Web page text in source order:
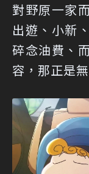
對野原一家
出遊、小新
碎念油費、
容，那正是